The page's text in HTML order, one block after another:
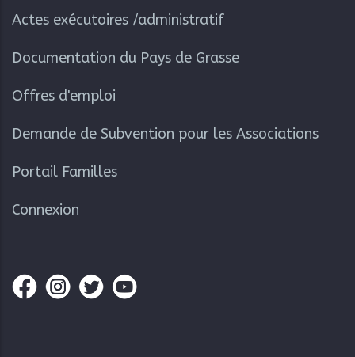
Actes exécutoires /administratif
Documentation du Pays de Grasse
Offres d'emploi
Demande de Subvention pour les Associations
Portail Familles
Connexion